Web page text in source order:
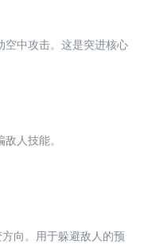
空中攻击。这是突进核心
人技能。
向。用于躲避敌人的预